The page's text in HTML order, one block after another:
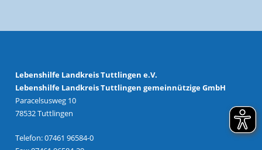
Lebenshilfe Landkreis Tuttlingen e.V.
Lebenshilfe Landkreis Tuttlingen gemeinnützige GmbH
Paracelsusweg 10
78532 Tuttlingen
Telefon: 07461 96584-0